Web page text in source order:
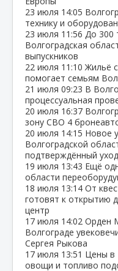
23 июля 14:05
технику и
23 июля 11:56 До 300
Волгоградская
выпускников
22 июля 11:10 Жильё
помогает семьям
21 июля 09:23 В
процессуальная
20 июля 16:37
зону СВО 4
20 июля 14:15 Новое
Волгоградской
подтверждённый
19 июля 13:43 Ещё
области
18 июля 13:14 От
готовят к открытию
центр
17 июля 14:02 Орден
Волгограде
Сергея Рыкова
17 июля 13:51 Цены в
овощи и топливо